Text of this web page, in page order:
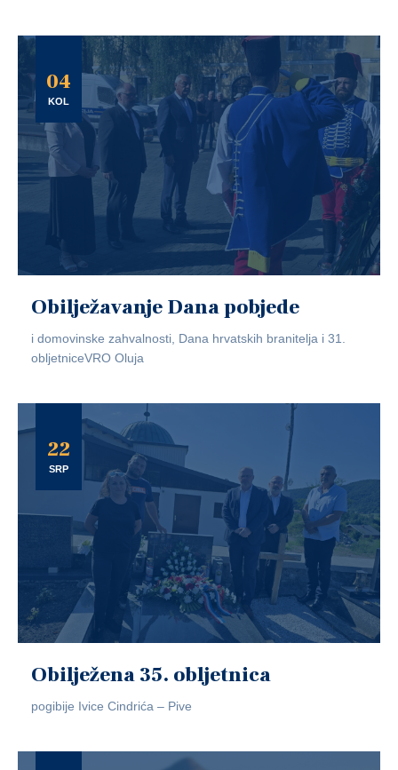
04
KOL
Obilježavanje Dana pobjede
i domovinske zahvalnosti, Dana hrvatskih branitelja i 31.
obljetniceVRO Oluja
22
SRP
Obilježena 35. obljetnica
pogibije Ivice Cindrića – Pive